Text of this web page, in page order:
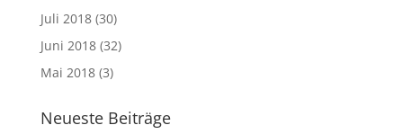
Juli 2018(30)
Juni 2018(32)
Mai 2018(3)
Neueste Beiträge